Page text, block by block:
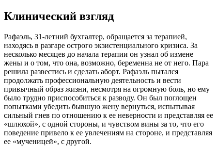
Клинический взгляд
Рафаэль, 31-летний бухгалтер, обращается за терапией,
находясь в разгаре острого экзистенциального кризиса. За
несколько месяцев до начала терапии он узнал об измене
жены и о том, что она, возможно, беременна не от него. Пара
решила развестись и сделать аборт. Рафаэль пытался
продолжать профессиональную деятельность и вести
привычный образ жизни, несмотря на огромную боль, но ему
было трудно приспособиться к разводу. Он был поглощен
попытками убедить бывшую жену вернуться, испытывая
сильный гнев по отношению к ее неверности и представляя ее
«шлюхой», с одной стороны, и чувством вины за то, что его
поведение привело к ее увлечениям на стороне, и представляя
ее «мученицей», с другой.